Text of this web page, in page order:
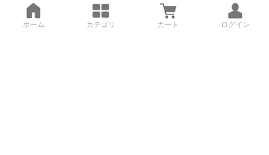
ホーム カテゴリ カート ログイン